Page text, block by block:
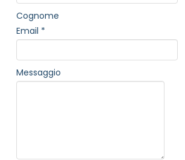
Cognome
Email *
Messaggio